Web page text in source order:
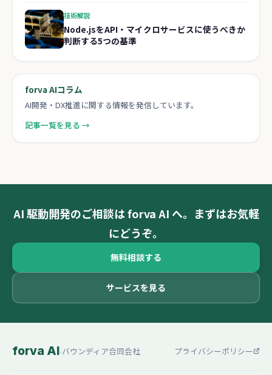
技術解説
Node.jsをAPI・マイクロサービスに使うべきか
判断する5つの基準
forva AIコラム
AI開発・DX推進に関する情報を発信しています。
記事一覧を見る →
AI 駆動開発のご相談は forva AI へ。まずはお気軽
にどうぞ。
無料相談する
サービスを見る
forva AI-バウンディア合同会社 プライバシーポリシー